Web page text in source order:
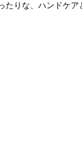
たりな、ハンドケ